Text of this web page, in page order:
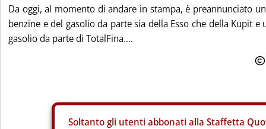
Da oggi, al momento di andare in stampa, è preannunciato
benzine e del gasolio da parte sia della Esso che della Kupit
gasolio da parte di TotalFina....
Soltanto gli utenti abbonati alla Staffetta